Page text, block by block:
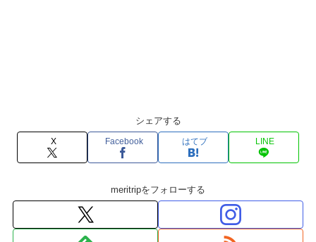
シェアする
X Facebook はてブ LINE
meritripをフォローする